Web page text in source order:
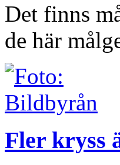
Det finns
de här
Fler kryss